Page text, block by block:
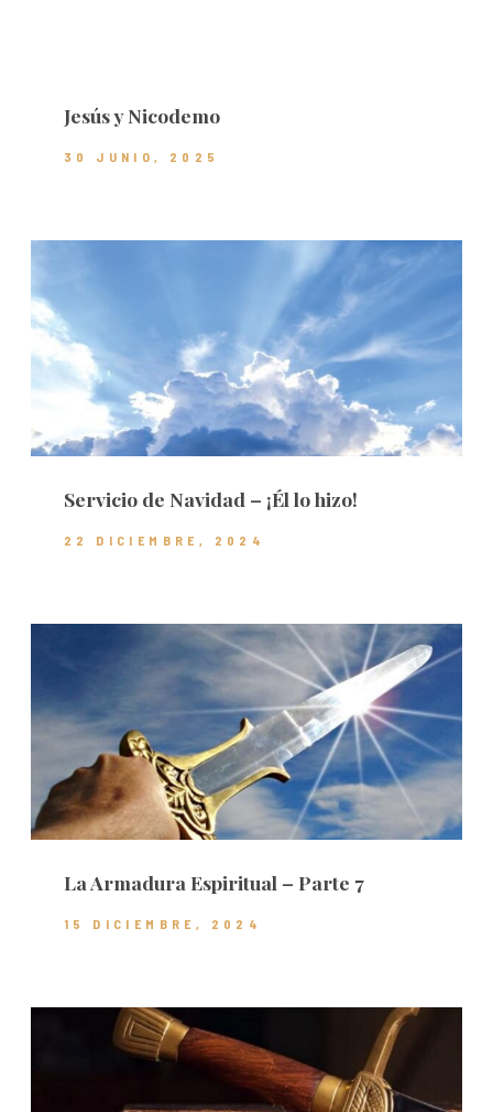
Jesús y Nicodemo
30 JUNIO, 2025
Servicio de Navidad – ¡Él lo hizo!
22 DICIEMBRE, 2024
La Armadura Espiritual – Parte 7
15 DICIEMBRE, 2024